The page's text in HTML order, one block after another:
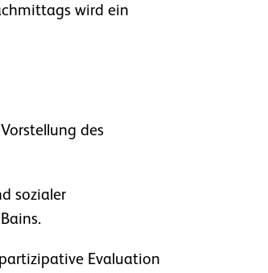
wird ein
des
sozialer
Evaluation